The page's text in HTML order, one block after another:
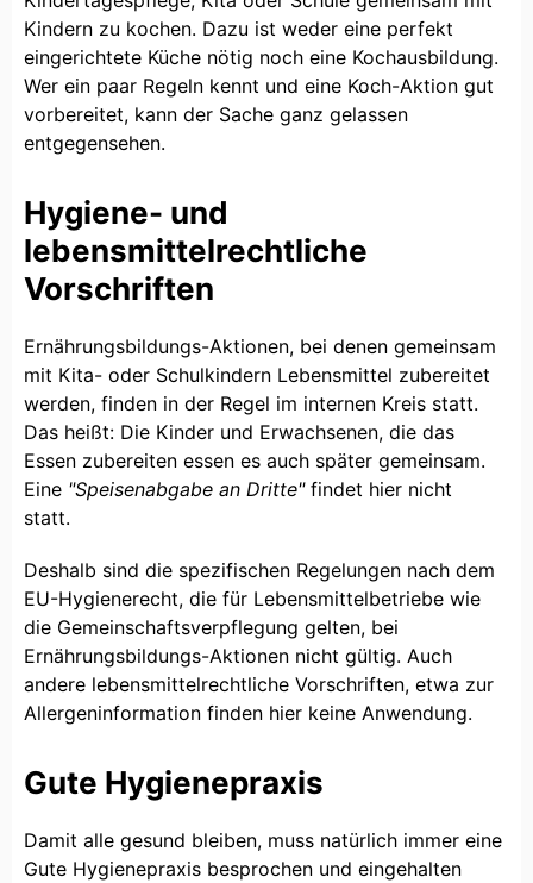
Kindern zu kochen. Dazu ist weder eine perfekt
eingerichtete Küche nötig noch eine Kochausbildung.
Wer ein paar Regeln kennt und eine Koch-Aktion gut
vorbereitet, kann der Sache ganz gelassen
entgegensehen.
Hygiene- und
lebensmittelrechtliche
Vorschriften
Ernährungsbildungs-Aktionen, bei denen gemeinsam
mit Kita- oder Schulkindern Lebensmittel zubereitet
werden, finden in der Regel im internen Kreis statt.
Das heißt: Die Kinder und Erwachsenen, die das
Essen zubereiten essen es auch später gemeinsam.
Eine "Speisenabgabe an Dritte"findet hier nicht
statt.
Deshalb sind die spezifischen Regelungen nach dem
EU-Hygienerecht, die für Lebensmittelbetriebe wie
die Gemeinschaftsverpflegung gelten, bei
Ernährungsbildungs-Aktionen nicht gültig. Auch
andere lebensmittelrechtliche Vorschriften, etwa zur
Allergeninformation finden hier keine Anwendung.
Gute Hygienepraxis
Damit alle gesund bleiben, muss natürlich immer eine
Gute Hygienepraxis besprochen und eingehalten